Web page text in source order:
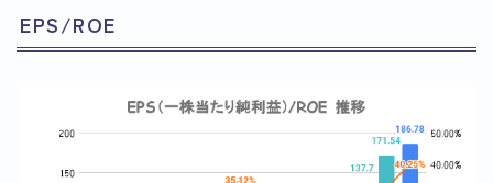
EPS/ROE